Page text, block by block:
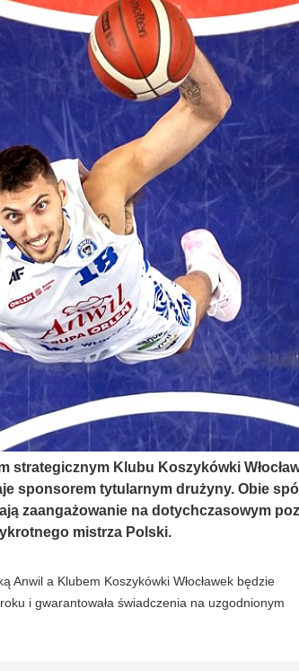
strategicznym Klubu Koszykówki
sponsorem tytularnym drużyny. Obie
zaangażowanie na dotychczasowym
mistrza Polski.
Anwil a Klubem Koszykówki Włocławek będzie
i gwarantowała świadczenia na uzgodnionym